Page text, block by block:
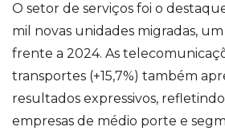
O setor de serviços foi o
mil novas unidades migradas,
frente a 2024. As
transportes (+15,7%) também
resultados expressivos,
empresas de médio porte e